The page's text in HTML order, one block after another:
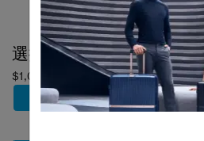
選擇顏色
$1,080
加到購物車